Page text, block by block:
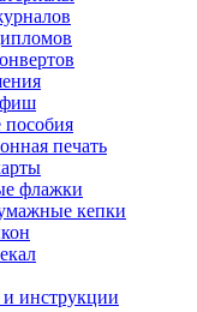
печать
флажки
кепки
инструкции